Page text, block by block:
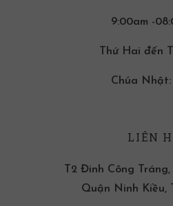
9:00am -
Thứ Hai đến
Chúa Nhật:
LIÊN
T2 Đinh Công Tráng,
Quận Ninh Kiều,